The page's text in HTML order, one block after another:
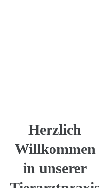
Herzlich
Willkommen
in unserer